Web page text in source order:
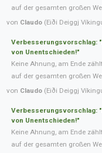
auf der gesamten großen
von Claudo (Eiði Deiggj
Verbesserungsvorschlag:
von Unentschieden!"
Keine Ahnung, am Ende
auf der gesamten großen
von Claudo (Eiði Deiggj
Verbesserungsvorschlag:
von Unentschieden!"
Keine Ahnung, am Ende
auf der gesamten großen